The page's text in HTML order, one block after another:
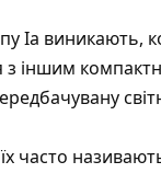
Ia виникають,
з іншим
часто